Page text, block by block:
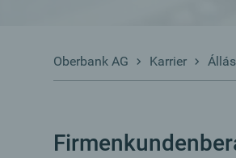
Oberbank AG Karrier